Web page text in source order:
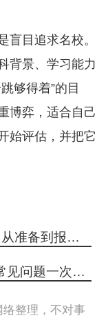
盲目追求名校。
背景、学习能力
够得着”的目
博弈，适合自己
始评估，并把它
上一篇：27考研全流程时间轴：从准备到报到的每一步
下一篇：专科生考研必读：7个常见问题一次解答
整理，不对事